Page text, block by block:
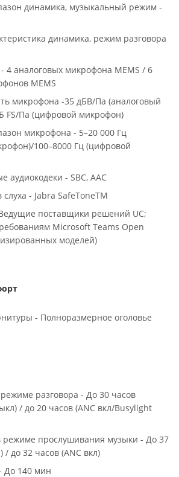
динамика, музыкальный режим -
динамика, режим разговора
4 аналоговых микрофона MEMS / 6
MEMS
микрофона -35 дБВ/Па (аналоговый
FS/Па (цифровой микрофон)
микрофона - 5–20 000 Гц
100–8000 Гц (цифровой
аудиокодеки - SBC, AAC
- Jabra SafeToneTM
поставщики решений UC;
Microsoft Teams Open
моделей)
- Полноразмерное оголовье
разговора - До 30 часов
/ до 20 часов (ANC вкл/Busylight
режиме прослушивания музыки - До 37
/ до 32 часов (ANC вкл)
До 140 мин